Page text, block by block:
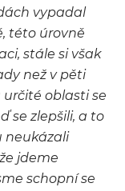
vypadal
této úrovně
stále si však
než v pěti
určité oblasti se
se zlepšili, a to
neukázali
jdeme
schopní se